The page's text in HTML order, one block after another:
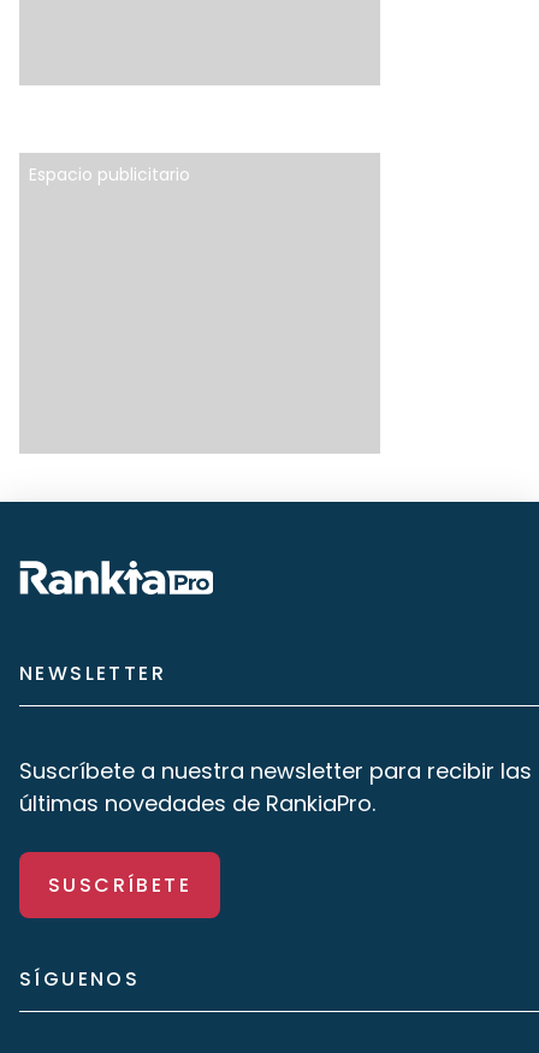
Espacio publicitario
NEWSLETTER
Suscríbete a nuestra newsletter para recibir las
últimas novedades de RankiaPro.
SUSCRÍBETE
SÍGUENOS